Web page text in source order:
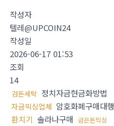
작성자
텔레@UPCOIN24
작성일
2026-06-17 01:53
조회
14
검돈세탁 정치자금현금화방법
자금믹싱업체 암호화폐구매대행
환치기 솔라나구매 금은돈믹싱